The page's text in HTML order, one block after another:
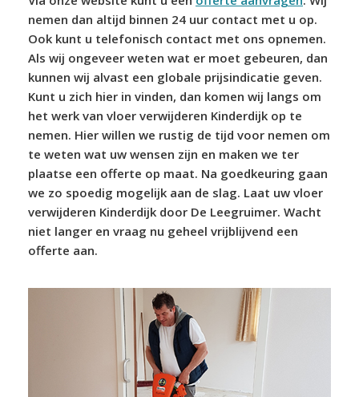
nemen dan altijd binnen 24 uur contact met u op.
Ook kunt u telefonisch contact met ons opnemen.
Als wij ongeveer weten wat er moet gebeuren, dan
kunnen wij alvast een globale prijsindicatie geven.
Kunt u zich hier in vinden, dan komen wij langs om
het werk van vloer verwijderen Kinderdijk op te
nemen. Hier willen we rustig de tijd voor nemen om
te weten wat uw wensen zijn en maken we ter
plaatse een offerte op maat. Na goedkeuring gaan
we zo spoedig mogelijk aan de slag. Laat uw vloer
verwijderen Kinderdijk door De Leegruimer. Wacht
niet langer en vraag nu geheel vrijblijvend een
offerte aan.